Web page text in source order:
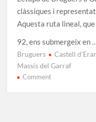
clàssiques i
Aquesta ruta lineal,
92, ens submergeix en
Bruguers Castell
Massís del Garraf
Commenton